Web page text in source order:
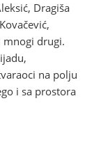
Dragiša
mnogi drugi.
na polju
i sa prostora